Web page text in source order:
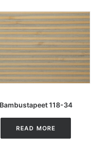
Bambustapeet 118-34
READ MORE